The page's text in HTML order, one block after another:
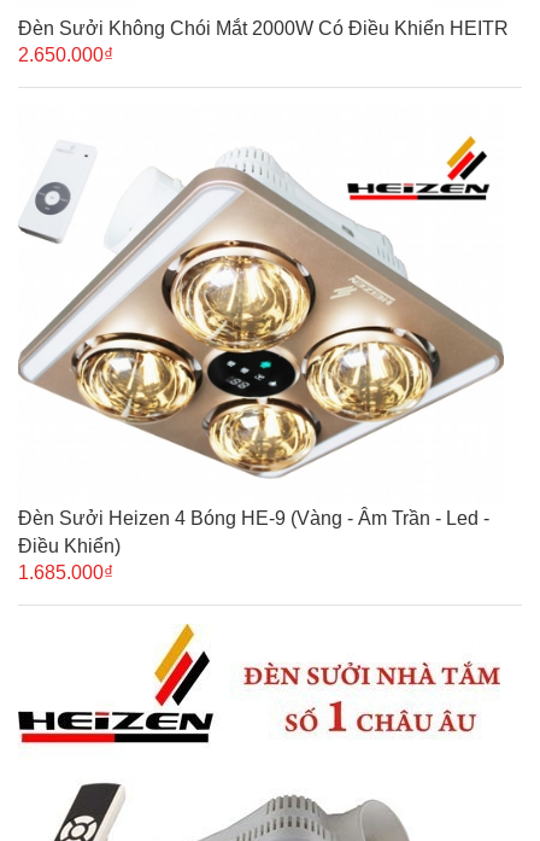
Đèn Sưởi Không Chói Mắt 2000W Có Điều Khiển HEITR
2.650.000₫
Đèn Sưởi Heizen 4 Bóng HE-9 (Vàng - Âm Trần - Led -
Điều Khiển)
1.685.000₫